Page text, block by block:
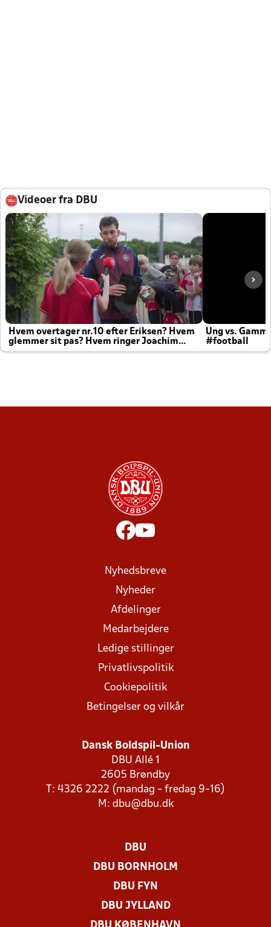
Videoer fra DBU
Hvem overtager nr.10 efter Eriksen? Hvem
glemmer sit pas? Hvem ringer Joachim
altid til efter kampe?
Ung vs.
#football
Nyhedsbreve
Nyheder
Afdelinger
Medarbejdere
Ledige stillinger
Privatlivspolitik
Cookiepolitik
Betingelser og vilkår
Dansk Boldspil-Union
DBU Allé 1
2605 Brøndby
T: 4326 2222 (mandag - fredag 9-16)
M: dbu@dbu.dk
DBU
DBU BORNHOLM
DBU FYN
DBU JYLLAND